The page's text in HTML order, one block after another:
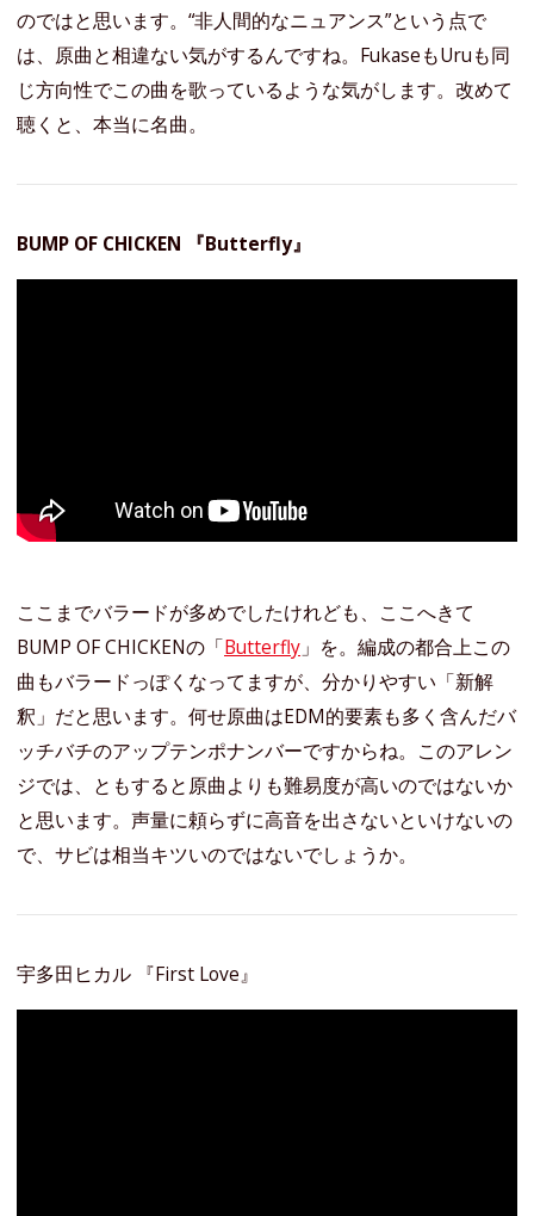
のではと思います。“非人間的なニュアンス”という点で
は、原曲と相違ない気がするんですね。FukaseもUruも同
じ方向性でこの曲を歌っているような気がします。改めて
聴くと、本当に名曲。
BUMP OF CHICKEN 『Butterfly』
ここまでバラードが多めでしたけれども、ここへきて
BUMP OF CHICKENの「Butterfly 」を。編成の都合上この
曲もバラードっぽくなってますが、分かりやすい「新解
釈」だと思います。何せ原曲はEDM的要素も多く含んだバ
ッチバチのアップテンポナンバーですからね。このアレン
ジでは、ともすると原曲よりも難易度が高いのではないか
と思います。声量に頼らずに高音を出さないといけないの
で、サビは相当キツいのではないでしょうか。
宇多田ヒカル 『First Love』